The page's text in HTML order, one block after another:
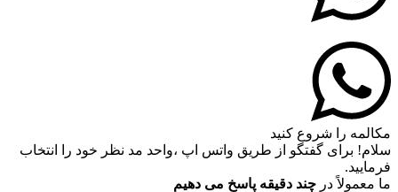
مکالمه را شروع کنید
سلام! برای گفتگو از طریق واتس اپ ،واحد مد نظر خود را انتخاب
فرمایید.
ما معمولاً در چند دقیقه پاسخ می دهیم